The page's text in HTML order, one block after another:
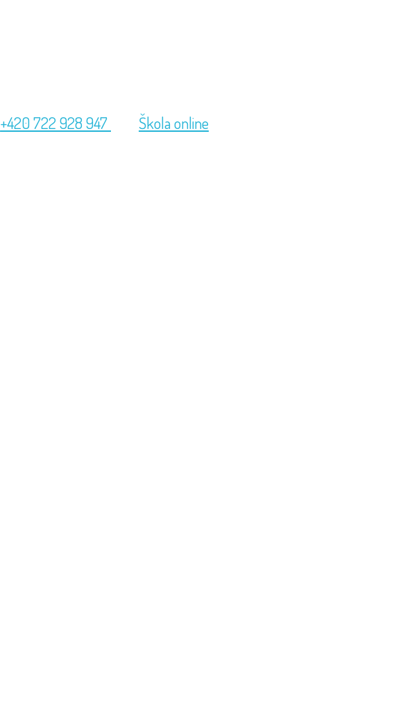
+420 722 928 947 Škola online